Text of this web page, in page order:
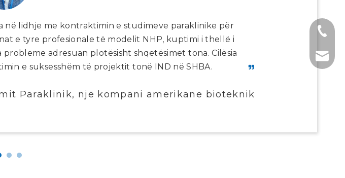
në lidhje me kontraktimin e studimeve paraklinike për
e tyre profesionale të modelit NHP, kuptimi i thellë i
adresuan plotësisht shqetësimet tona. Cilësia
e suksesshëm të projektit tonë IND në SHBA.
Paraklinik, një kompani amerikane bioteknike
+1
+86-